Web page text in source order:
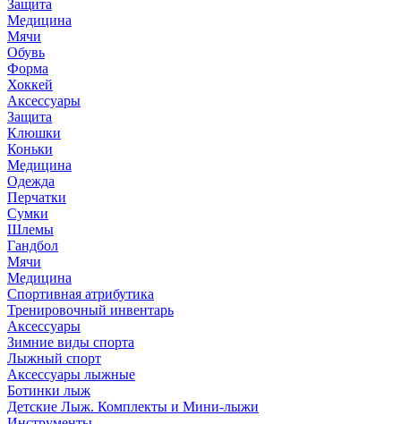
Защита
Медицина
Мячи
Обувь
Форма
Хоккей
Аксессуары
Защита
Клюшки
Коньки
Медицина
Одежда
Перчатки
Сумки
Шлемы
Гандбол
Мячи
Медицина
Спортивная атрибутика
Тренировочный инвентарь
Аксессуары
Зимние виды спорта
Лыжный спорт
Аксессуары лыжные
Ботинки лыж
Детские Лыж. Комплекты и Мини-лыжи